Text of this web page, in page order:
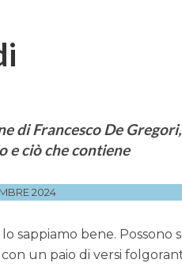
di Francesco De
e ciò che contiene
2024
sappiamo bene.
un paio di versi